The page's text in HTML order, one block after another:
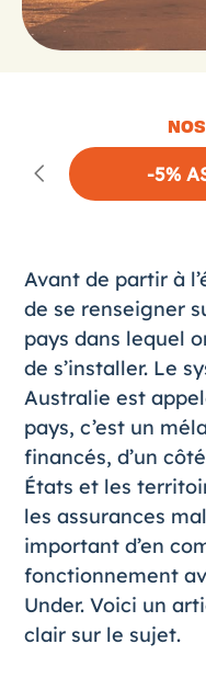
-5%
Avant de partir à
de se renseigner
pays dans lequel
de s’installer. Le
Australie est
pays, c’est un
financés, d’un
États et les
les assurances
important d’en
fonctionnement
Under. Voici un
clair sur le sujet.